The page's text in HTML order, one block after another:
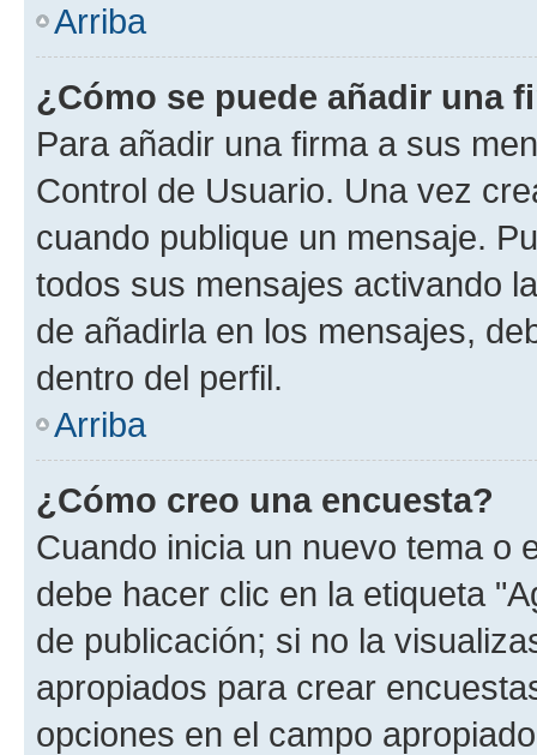
Arriba
¿Cómo se puede añadir una
Para añadir una firma a sus
Control de Usuario. Una vez
cuando publique un mensaje.
todos sus mensajes activando
de añadirla en los mensajes,
dentro del perfil.
Arriba
¿Cómo creo una encuesta?
Cuando inicia un nuevo tema o
debe hacer clic en la etiqueta
de publicación; si no la
apropiados para crear
opciones en el campo